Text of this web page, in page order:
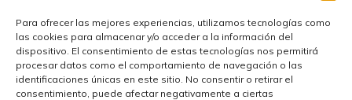
Para ofrecer las mejores experiencias, utilizamos tecnologías como
las cookies para almacenar y/o acceder a la información del
dispositivo. El consentimiento de estas tecnologías nos permitirá
procesar datos como el comportamiento de navegación o las
identificaciones únicas en este sitio. No consentir o retirar el
consentimiento, puede afectar negativamente a ciertas
Contacto